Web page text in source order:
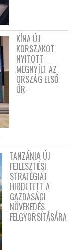
KÍNA ÚJ
KORSZAKOT
NYITOTT:
MEGNYÍLT AZ
ORSZÁG ELSŐ
ŰR-
TANZÁNIA ÚJ
FEJLESZTÉSI
STRATÉGIÁT
HIRDETETT A
GAZDASÁGI
NÖVEKEDÉS
FELGYORSÍTÁSÁRA